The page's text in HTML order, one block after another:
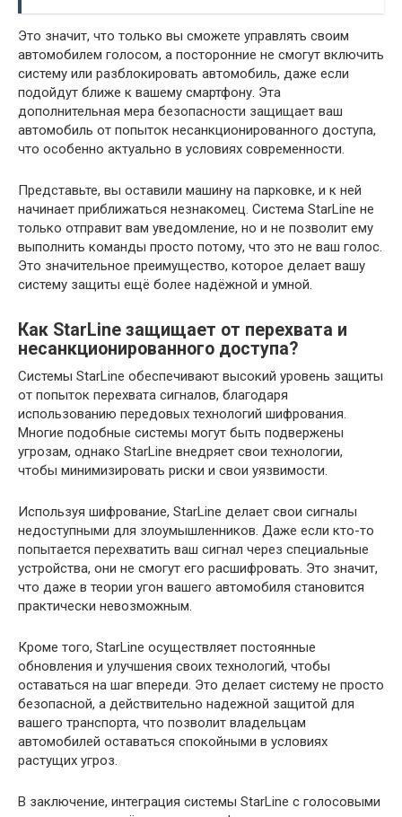
Это значит, что только вы сможете управлять своим
автомобилем голосом, а посторонние не смогут включить
систему или разблокировать автомобиль, даже если
подойдут ближе к вашему смартфону. Эта
дополнительная мера безопасности защищает ваш
автомобиль от попыток несанкционированного доступа,
что особенно актуально в условиях современности.
Представьте, вы оставили машину на парковке, и к ней
начинает приближаться незнакомец. Система StarLine не
только отправит вам уведомление, но и не позволит ему
выполнить команды просто потому, что это не ваш голос.
Это значительное преимущество, которое делает вашу
систему защиты ещё более надёжной и умной.
Как StarLine защищает от перехвата и
несанкционированного доступа?
Системы StarLine обеспечивают высокий уровень защиты
от попыток перехвата сигналов, благодаря
использованию передовых технологий шифрования.
Многие подобные системы могут быть подвержены
угрозам, однако StarLine внедряет свои технологии,
чтобы минимизировать риски и свои уязвимости.
Используя шифрование, StarLine делает свои сигналы
недоступными для злоумышленников. Даже если кто-то
попытается перехватить ваш сигнал через специальные
устройства, они не смогут его расшифровать. Это значит,
что даже в теории угон вашего автомобиля становится
практически невозможным.
Кроме того, StarLine осуществляет постоянные
обновления и улучшения своих технологий, чтобы
оставаться на шаг впереди. Это делает систему не просто
безопасной, а действительно надежной защитой для
вашего транспорта, что позволит владельцам
автомобилей оставаться спокойными в условиях
растущих угроз.
В заключение, интеграция системы StarLine с голосовыми